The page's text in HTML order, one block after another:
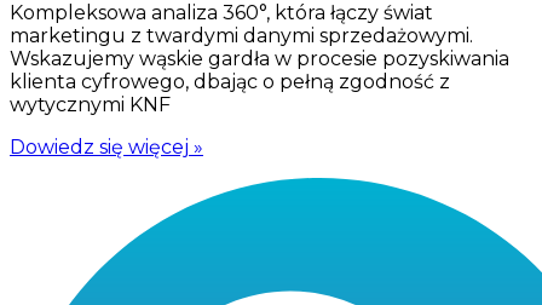
Kompleksowa analiza 360°, która łączy świat
marketingu z twardymi danymi sprzedażowymi.
Wskazujemy wąskie gardła w procesie pozyskiwania
klienta cyfrowego, dbając o pełną zgodność z
wytycznymi KNF
Dowiedz się więcej »